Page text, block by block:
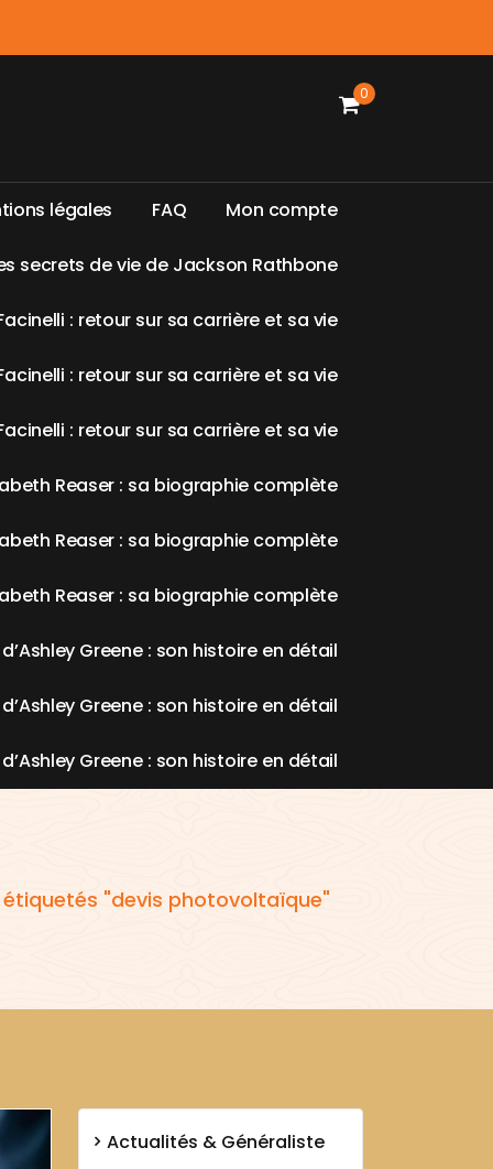
0
tions légales FAQ Mon compte
s secrets devie de Jackson Rathbone
acinelli : retour sur sa carrière et sa vie
acinelli : retour sur sa carrière et sa vie
acinelli : retour sur sa carrière et sa vie
abeth Reaser : sa biographie complète
abeth Reaser : sa biographie complète
abeth Reaser : sa biographie complète
d’Ashley Greene : son histoire en détail
d’Ashley Greene : son histoire en détail
d’Ashley Greene : son histoire en détail
"devis photovoltaïque"
Actualités & Généraliste